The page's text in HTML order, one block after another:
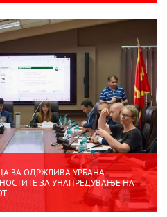
ЗА ОДРЖЛИВА УРБАНА
ЗА УНАПРЕДУВАЊЕ НА